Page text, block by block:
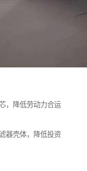
，降低劳动力合运
器壳体，降低投资